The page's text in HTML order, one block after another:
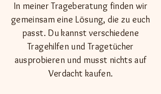
In meiner Trageberatung finden wir
gemeinsam eine Lösung, die zu euch
passt. Du kannst verschiedene
Tragehilfen und Tragetücher
ausprobieren und musst nichts auf
Verdacht kaufen.